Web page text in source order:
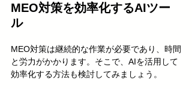
MEO対策を効率化するAIツー
ル
MEO対策は継続的な作業が必要であり、時間
と労力がかかります。そこで、AIを活用して
効率化する方法も検討してみましょう。